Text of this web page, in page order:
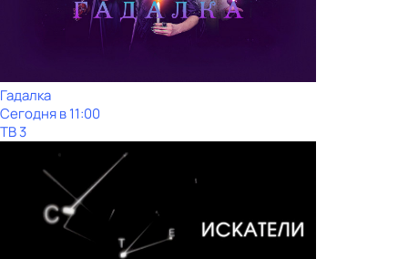
Гадалка
Сегодня в 11:00
ТВ 3